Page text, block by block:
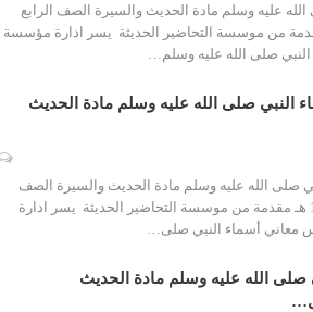
عليه وسلم مادة الحديث والسيرة الصف الرابع
الفصل الدراسى الاول 1443 هـ مقدمة من موسسة التحاضير الحديثة يسر ادارة مؤسسة
صلى الله عليه وسلم…
النبي صلى الله عليه وسلم مادة الحديث
صلى الله عليه وسلم مادة الحديث والسيرة الصف
الرابع الابتدائي الفصل الدراسى الاول 1443 هـ مقدمة من موسسة التحاضير الحديثة يسر ادارة
معاني أسماء النبي صلى…
الله عليه وسلم مادة الحديث